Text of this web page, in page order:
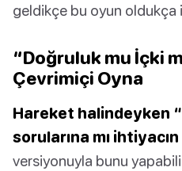
geldikçe bu oyun oldukça
“Doğruluk mu İçki
Çevrimiçi Oyna
Hareket halindeyken
sorularına mı
versiyonuyla bunu